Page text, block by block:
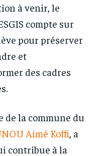
à venir, le
compte sur
pour préserver
et
des cadres
de la commune du
Aimé Koffi , a
contribue à la